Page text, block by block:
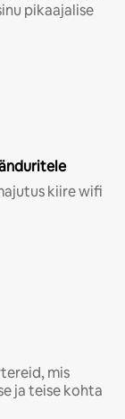
pikaajalise
kiire wifi
mis
ja teise kohta